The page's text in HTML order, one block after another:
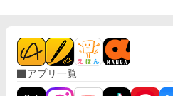
アプリ一覧